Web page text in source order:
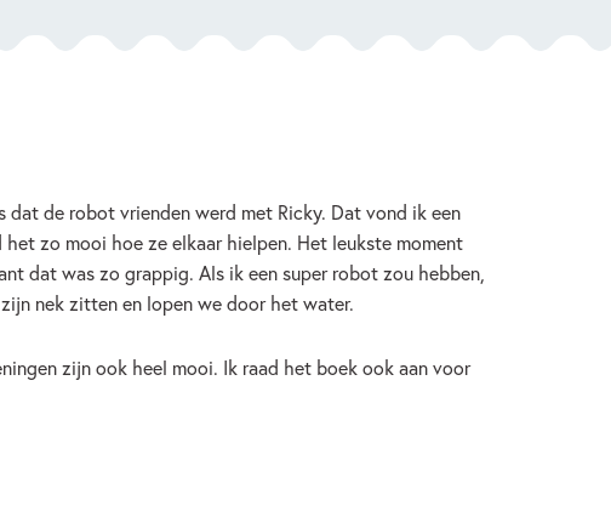
dat de robot vrienden werd met Ricky. Dat vond ik een
zo mooi hoe ze elkaar hielpen. Het leukste moment
dat was zo grappig. Als ik een super robot zou hebben,
nek zitten en lopen we door het water.
zijn ook heel mooi. Ik raad het boek ook aan voor